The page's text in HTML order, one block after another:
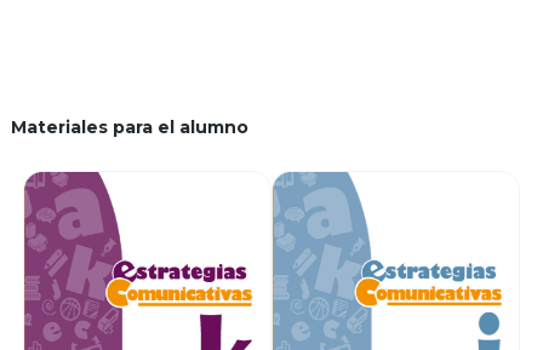
Materiales para el alumno